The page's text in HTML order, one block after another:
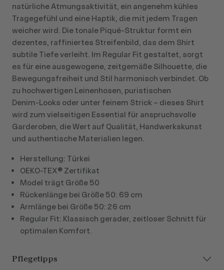
natürliche Atmungsaktivität, ein angenehm kühles
Tragegefühl und eine Haptik, die mit jedem Tragen
weicher wird. Die tonale Piqué‑Struktur formt ein
dezentes, raffiniertes Streifenbild, das dem Shirt
subtile Tiefe verleiht. Im Regular Fit gestaltet, sorgt
es für eine ausgewogene, zeitgemäße Silhouette, die
Bewegungsfreiheit und Stil harmonisch verbindet. Ob
zu hochwertigen Leinenhosen, puristischen
Denim‑Looks oder unter feinem Strick – dieses Shirt
wird zum vielseitigen Essential für anspruchsvolle
Garderoben, die Wert auf Qualität, Handwerkskunst
und authentische Materialien legen.
Herstellung: Türkei
OEKO-TEX® Zertifikat
Model trägt Größe 50
Rückenlänge bei Größe 50: 69 cm
Armlänge bei Größe 50: 26 cm
Regular Fit: Klassisch gerader, zeitloser Schnitt für
optimalen Komfort.
Pflegetipps